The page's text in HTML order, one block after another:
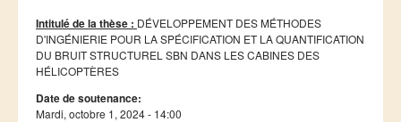
Résolutions du Conseil de l'école
Règlement Intérieur de l’ENSIAS
Commissions
Intitulé de la thèse : DÉVELOPPEMENT DES MÉTHODES
D'INGÉNIERIE POUR LA SPÉCIFICATION ET LA QUANTIFICATION
DU BRUIT STRUCTUREL SBN DANS LES CABINES DES
HÉLICOPTÈRES
Date de soutenance:
Mardi, octobre 1, 2024 - 14:00